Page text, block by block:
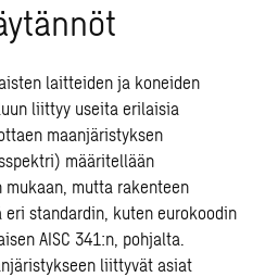
laitteiden ja koneiden
liittyy useita erilaisia
maanjäristyksen
määritellään
mukaan, mutta rakenteen
standardin, kuten eurokoodin
AISC 341:n, pohjalta.
liittyvät asiat